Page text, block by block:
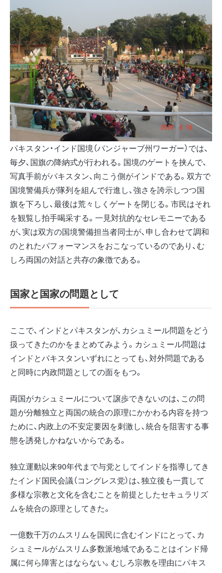
パキスタン・インド国境（パンジャーブ州ワーガー）では、
毎夕、国旗の降納式が行われる。国境のゲートを挟んで、
写真手前がパキスタン、向こう側がインドである。双方で
国境警備兵が隊列を組んで行進し、強さを誇示しつつ国
旗を下ろし、最後は荒々しくゲートを閉じる。市民はそれ
を観覧し拍手喝采する。一見対抗的なセレモニーである
が、実は双方の国境警備担当者同士が、申し合わせて調和
のとれたパフォーマンスをおこなっているのであり、む
しろ両国の対話と共存の象徴である。
国家と国家の問題として
ここで、インドとパキスタンが、カシュミール問題をどう
扱ってきたのかをまとめてみよう。カシュミール問題は
インドとパキスタンいずれにとっても、対外問題である
と同時に内政問題としての面をもつ。
両国がカシュミールについて譲歩できないのは、この問
題が分離独立と両国の統合の原理にかかわる内容を持つ
ために、内政上の不安定要因を刺激し、統合を阻害する事
態を誘発しかねないからである。
独立運動以来90年代まで与党としてインドを指導してき
たインド国民会議（コングレス党）は、独立後も一貫して
多様な宗教と文化を含むことを前提としたセキュラリズ
ムを統合の原理としてきた。
一億数千万のムスリムを国民に含むインドにとって、カ
シュミールがムスリム多数派地域であることはインド帰
属に何ら障害とはならない。むしろ宗教を理由にパキス